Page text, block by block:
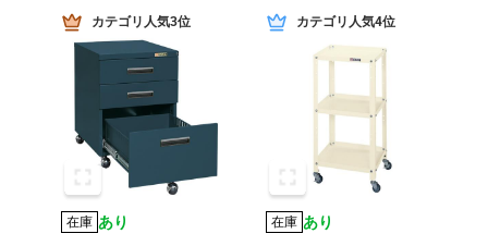
カテゴリ人気3位
在庫 あり
カテゴリ人気4位
在庫 あり